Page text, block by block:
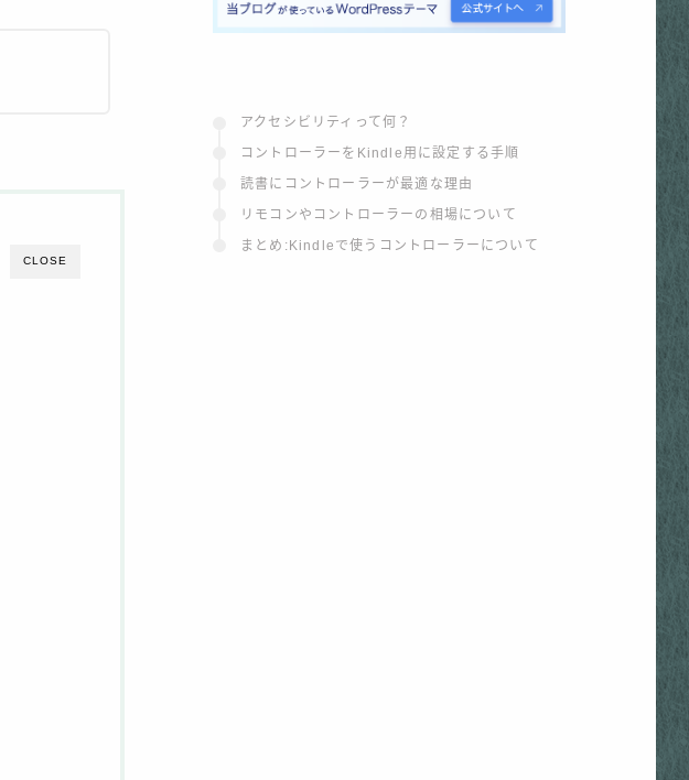
CLOSE
アクセシビリティって何？
コントローラーをKindle用に設定する手順
読書にコントローラーが最適な理由
リモコンやコントローラーの相場について
まとめ:Kindleで使うコントローラーについて